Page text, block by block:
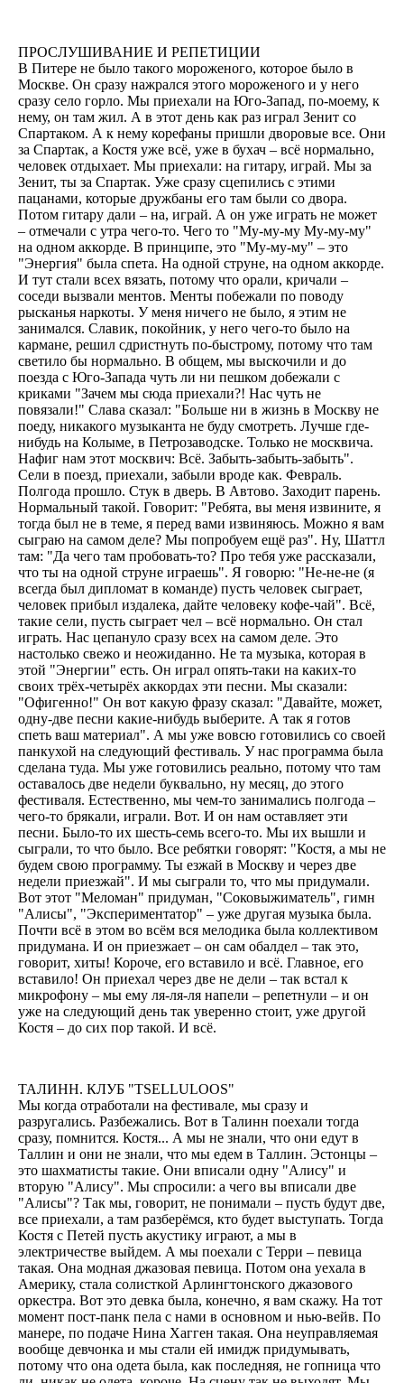
ПРОСЛУШИВАНИЕ И РЕПЕТИЦИИ
В Питере не было такого мороженого, которое было в
Москве. Он сразу нажрался этого мороженого и у него
сразу село горло. Мы приехали на Юго-Запад, по-моему, к
нему, он там жил. А в этот день как раз играл Зенит со
Спартаком. А к нему корефаны пришли дворовые все. Они
за Спартак, а Костя уже всё, уже в бухач – всё нормально,
человек отдыхает. Мы приехали: на гитару, играй. Мы за
Зенит, ты за Спартак. Уже сразу сцепились с этими
пацанами, которые дружбаны его там были со двора.
Потом гитару дали – на, играй. А он уже играть не может
– отмечали с утра чего-то. Чего то "Му-му-му Му-му-му"
на одном аккорде. В принципе, это "Му-му-му" – это
"Энергия" была спета. На одной струне, на одном аккорде.
И тут стали всех вязать, потому что орали, кричали –
соседи вызвали ментов. Менты побежали по поводу
рысканья наркоты. У меня ничего не было, я этим не
занимался. Славик, покойник, у него чего-то было на
кармане, решил сдристнуть по-быстрому, потому что там
светило бы нормально. В общем, мы выскочили и до
поезда с Юго-Запада чуть ли ни пешком добежали с
криками "Зачем мы сюда приехали?! Нас чуть не
повязали!" Слава сказал: "Больше ни в жизнь в Москву не
поеду, никакого музыканта не буду смотреть. Лучше где-
нибудь на Колыме, в Петрозаводске. Только не москвича.
Нафиг нам этот москвич: Всё. Забыть-забыть-забыть".
Сели в поезд, приехали, забыли вроде как. Февраль.
Полгода прошло. Стук в дверь. В Автово. Заходит парень.
Нормальный такой. Говорит: "Ребята, вы меня извините, я
тогда был не в теме, я перед вами извиняюсь. Можно я вам
сыграю на самом деле? Мы попробуем ещё раз". Ну, Шаттл
там: "Да чего там пробовать-то? Про тебя уже рассказали,
что ты на одной струне играешь". Я говорю: "Не-не-не (я
всегда был дипломат в команде) пусть человек сыграет,
человек прибыл издалека, дайте человеку кофе-чай". Всё,
такие сели, пусть сыграет чел – всё нормально. Он стал
играть. Нас цепануло сразу всех на самом деле. Это
настолько свежо и неожиданно. Не та музыка, которая в
этой "Энергии" есть. Он играл опять-таки на каких-то
своих трёх-четырёх аккордах эти песни. Мы сказали:
"Офигенно!" Он вот какую фразу сказал: "Давайте, может,
одну-две песни какие-нибудь выберите. А так я готов
спеть ваш материал". А мы уже вовсю готовились со своей
панкухой на следующий фестиваль. У нас программа была
сделана туда. Мы уже готовились реально, потому что там
оставалось две недели буквально, ну месяц, до этого
фестиваля. Естественно, мы чем-то занимались полгода –
чего-то брякали, играли. Вот. И он нам оставляет эти
песни. Было-то их шесть-семь всего-то. Мы их вышли и
сыграли, то что было. Все ребятки говорят: "Костя, а мы не
будем свою программу. Ты езжай в Москву и через две
недели приезжай". И мы сыграли то, что мы придумали.
Вот этот "Меломан" придуман, "Соковыжиматель", гимн
"Алисы", "Экспериментатор" – уже другая музыка была.
Почти всё в этом во всём вся мелодика была коллективом
придумана. И он приезжает – он сам обалдел – так это,
говорит, хиты! Короче, его вставило и всё. Главное, его
вставило! Он приехал через две не дели – так встал к
микрофону – мы ему ля-ля-ля напели – репетнули – и он
уже на следующий день так уверенно стоит, уже другой
Костя – до сих пор такой. И всё.
ТАЛИНН. КЛУБ "TSELLULOOS"
Мы когда отработали на фестивале, мы сразу и
разругались. Разбежались. Вот в Талинн поехали тогда
сразу, помнится. Костя... А мы не знали, что они едут в
Таллин и они не знали, что мы едем в Таллин. Эстонцы –
это шахматисты такие. Они вписали одну "Алису" и
вторую "Алису". Мы спросили: а чего вы вписали две
"Алисы"? Так мы, говорит, не понимали – пусть будут две,
все приехали, а там разберёмся, кто будет выступать. Тогда
Костя с Петей пусть акустику играют, а мы в
электричестве выйдем. А мы поехали с Терри – певица
такая. Она модная джазовая певица. Потом она уехала в
Америку, стала солисткой Арлингтонского джазового
оркестра. Вот это девка была, конечно, я вам скажу. На тот
момент пост-панк пела с нами в основном и нью-вейв. По
манере, по подаче Нина Хагген такая. Она неуправляемая
вообще девчонка и мы стали ей имидж придумывать,
потому что она одета была, как последняя, не гопница что